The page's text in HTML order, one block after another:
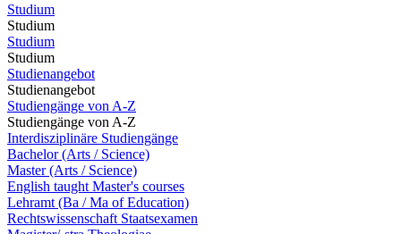
Studium
Studium
Studium
Studium
Studienangebot
Studienangebot
Studiengänge von A-Z
Studiengänge von A-Z
Interdisziplinäre Studiengänge
Bachelor (Arts / Science)
Master (Arts / Science)
English taught Master's courses
Lehramt (Ba / Ma of Education)
Rechtswissenschaft Staatsexamen